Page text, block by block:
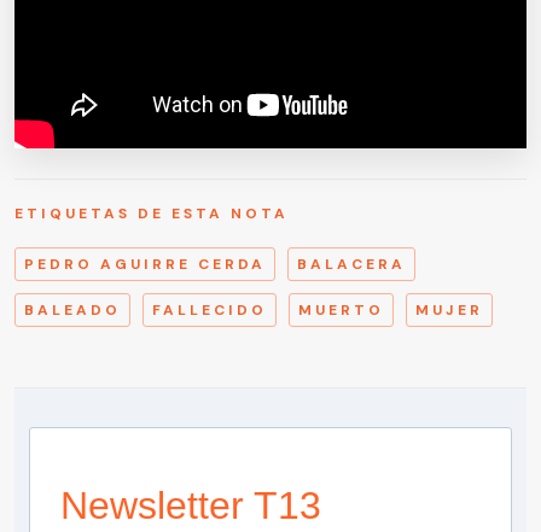
ETIQUETAS DE ESTA NOTA
PEDRO AGUIRRE CERDA BALACERA
BALEADO FALLECIDO MUERTO MUJER
Newsletter T13